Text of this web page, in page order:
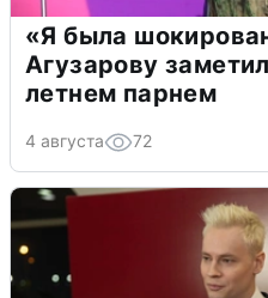
«Я была
Агузарову
летнем парнем
4 августа 72